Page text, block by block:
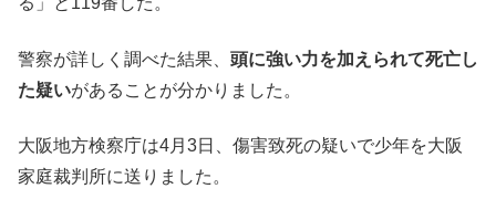
警察が詳しく調べた結果、 頭に強い力を加えられて死亡し
た疑いがあることが分かりました。
大阪地方検察庁は4月3日、傷害致死の疑いで少年を大阪
家庭裁判所に送りました。